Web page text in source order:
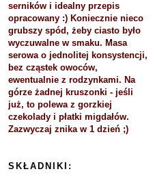
serników i idealny przepis
opracowany :) Koniecznie nieco
grubszy spód, żeby ciasto było
wyczuwalne w smaku. Masa
serowa o jednolitej konsystencji,
bez cząstek owoców,
ewentualnie z rodzynkami. Na
górze żadnej kruszonki - jeśli
już, to polewa z gorzkiej
czekolady i płatki migdałów.
Zazwyczaj znika w 1 dzień ;)
SKŁADNIKI: